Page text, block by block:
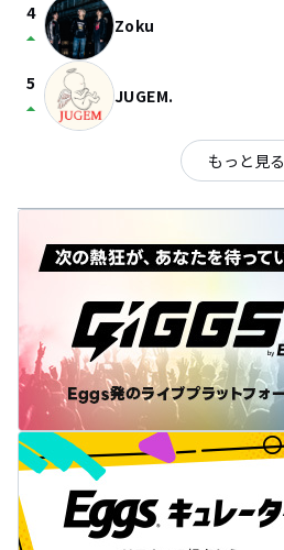
4
arrow_drop_up Zoku
5
arrow_drop_up JUGEM.
もっと見る